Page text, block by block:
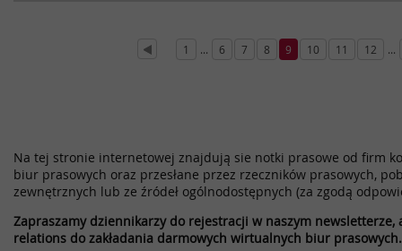
1 ... 6 7 8 9 10 11 12 ...
Na tej stronie internetowej znajdują sie notki prasowe od firm
biur prasowych oraz przesłane przez rzeczników prasowych,
zewnętrznych lub ze źródeł ogólnodostępnych (za zgodą
Zapraszamy dziennikarzy do rejestracji w naszym
relations do zakładania darmowych wirtualnych biur prasowych.